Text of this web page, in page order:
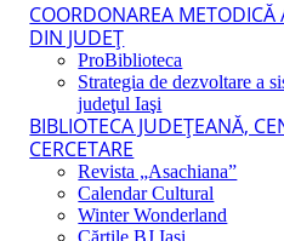
COORDONAREA METODICĂ
DIN JUDEŢ
ProBiblioteca
Strategia de dezvoltare a
judeţul Iaşi
BIBLIOTECA JUDEŢEANĂ,
CERCETARE
Revista „Asachiana”
Calendar Cultural
Winter Wonderland
Cărţile BJ Iaşi